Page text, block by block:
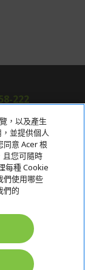
222
，以及產生
並提供個人
同意 Acer 根
且您可隨時
每種 Cookie
們使用哪些
們的